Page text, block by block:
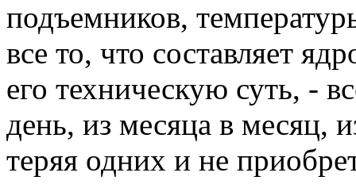
подъемников,
все то, что составляет
его техническую суть, -
день, из месяца в месяц,
теряя одних и не